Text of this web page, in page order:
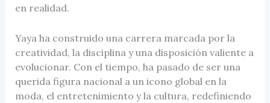
en realidad.
Yaya ha construido una carrera marcada por la
creatividad, la disciplina y una disposición valiente a
evolucionar. Con el tiempo, ha pasado de ser una
querida figura nacional a un icono global en la
moda, el entretenimiento y la cultura, redefiniendo